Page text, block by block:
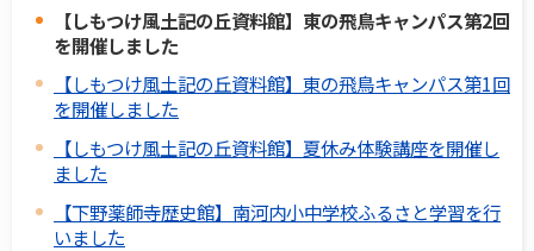
【しもつけ風土記の丘資料館】東の飛鳥キャンパス第2回
を開催しました
【しもつけ風土記の丘資料館】東の飛鳥キャンパス第1回
を開催しました
【しもつけ風土記の丘資料館】夏休み体験講座を開催し
ました
【下野薬師寺歴史館】南河内小中学校ふるさと学習を行
いました